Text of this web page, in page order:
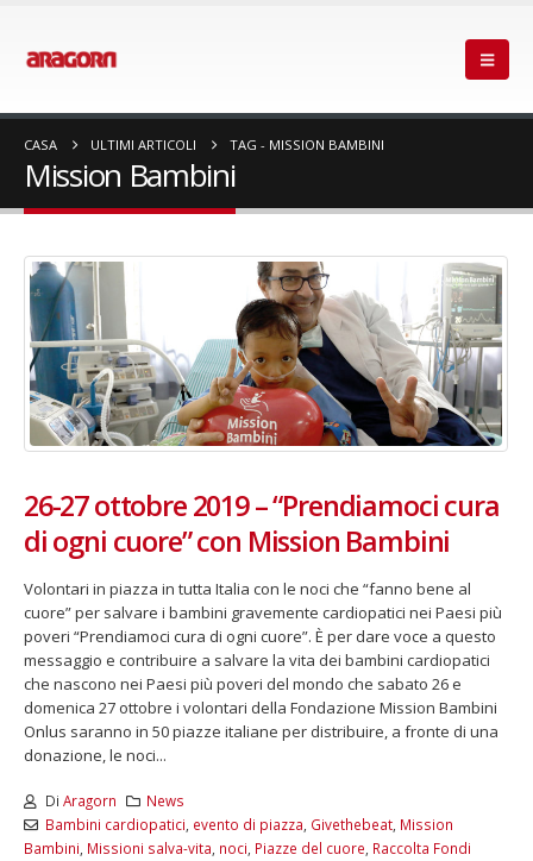
CASA ULTIMI ARTICOLI TAG - MISSION BAMBINI
Mission Bambini
26-27 ottobre 2019 – “Prendiamoci cura
di ogni cuore” con Mission Bambini
Volontari in piazza in tutta Italia con le noci che “fanno bene al
cuore” per salvare i bambini gravemente cardiopatici nei Paesi più
poveri “Prendiamoci cura di ogni cuore”. È per dare voce a questo
messaggio e contribuire a salvare la vita dei bambini cardiopatici
che nascono nei Paesi più poveri del mondo che sabato 26 e
domenica 27 ottobre i volontari della Fondazione Mission Bambini
Onlus saranno in 50 piazze italiane per distribuire, a fronte di una
donazione, le noci...
Di Aragorn
News
Bambini cardiopatici evento di piazza Givethebeat, Mission
Bambini Missioni salva-vita noci Piazze del cuore Raccolta Fondi